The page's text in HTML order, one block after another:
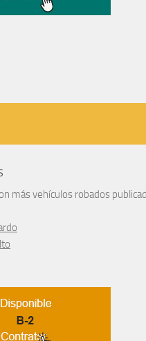
más vehículos robados